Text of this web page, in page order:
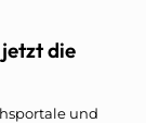
die
und